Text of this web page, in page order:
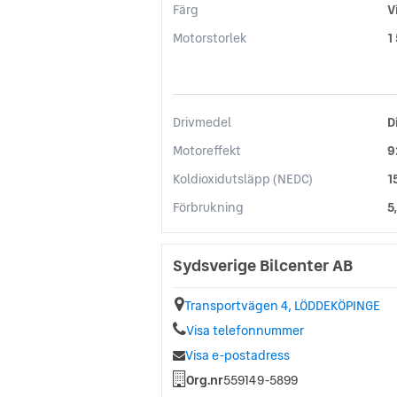
Färg
Motorstorlek
1
Drivmedel
Motoreffekt
Koldioxidutsläpp (NEDC)
Förbrukning
Sydsverige Bilcenter AB
Transportvägen 4, LÖDDEKÖPINGE
Visa telefonnummer
Visa e-postadress
Org.nr559149-5899